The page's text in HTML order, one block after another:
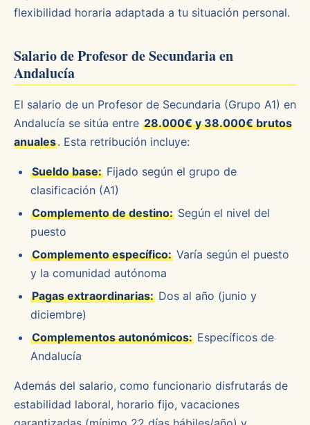
flexibilidad horaria adaptada a tu situación personal.
Salario de Profesor de Secundaria en
Andalucía
El salario de un Profesor de Secundaria (Grupo A1) en
Andalucía se sitúa entre 28.000€ y 38.000€ brutos
anuales. Esta retribución incluye:
Sueldo base: Fijado según el grupo de
clasificación (A1)
Complemento de destino: Según el nivel del
puesto
Complemento específico: Varía según el puesto
y la comunidad autónoma
Pagas extraordinarias: Dos al año (junio y
diciembre)
Complementos autonómicos: Específicos de
Andalucía
Además del salario, como funcionario disfrutarás de
estabilidad laboral, horario fijo, vacaciones